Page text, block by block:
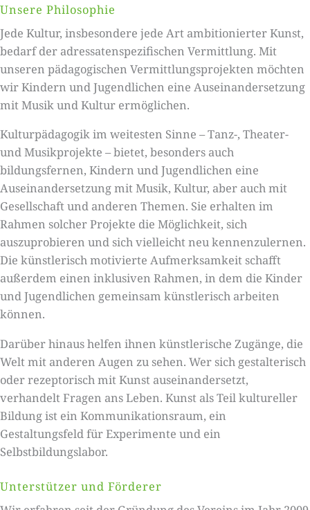
Unsere Philosophie
Jede Kultur, insbesondere jede Art ambitionierter Kunst,
bedarf der adressatenspezifischen Vermittlung. Mit
unseren pädagogischen Vermittlungsprojekten möchten
wir Kindern und Jugendlichen eine Auseinandersetzung
mit Musik und Kultur ermöglichen.
Kulturpädagogik im weitesten Sinne – Tanz-, Theater-
und Musikprojekte – bietet, besonders auch
bildungsfernen, Kindern und Jugendlichen eine
Auseinandersetzung mit Musik, Kultur, aber auch mit
Gesellschaft und anderen Themen. Sie erhalten im
Rahmen solcher Projekte die Möglichkeit, sich
auszuprobieren und sich vielleicht neu kennenzulernen.
Die künstlerisch motivierte Aufmerksamkeit schafft
außerdem einen inklusiven Rahmen, in dem die Kinder
und Jugendlichen gemeinsam künstlerisch arbeiten
können.
Darüber hinaus helfen ihnen künstlerische Zugänge, die
Welt mit anderen Augen zu sehen. Wer sich gestalterisch
oder rezeptorisch mit Kunst auseinandersetzt,
verhandelt Fragen ans Leben. Kunst als Teil kultureller
Bildung ist ein Kommunikationsraum, ein
Gestaltungsfeld für Experimente und ein
Selbstbildungslabor.
Unterstützer und Förderer